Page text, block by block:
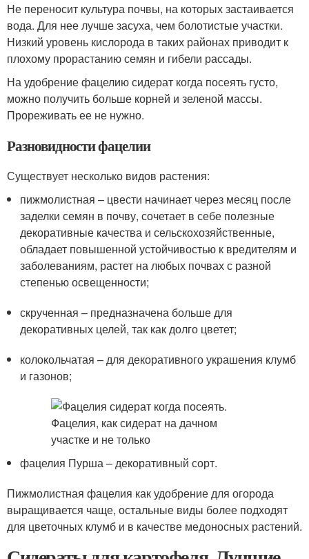
Не переносит культура почвы, на которых застаивается
вода. Для нее лучше засуха, чем болотистые участки.
Низкий уровень кислорода в таких районах приводит к
плохому прорастанию семян и гибели рассады.
На удобрение фацелию сидерат когда посеять густо,
можно получить больше корней и зеленой массы.
Прореживать ее не нужно.
Разновидности фацелии
Существует несколько видов растения:
пижмолистная – цвести начинает через месяц после
заделки семян в почву, сочетает в себе полезные
декоративные качества и сельскохозяйственные,
обладает повышенной устойчивостью к вредителям и
заболеваниям, растет на любых почвах с разной
степенью освещенности;
скрученная – предназначена больше для
декоративных целей, так как долго цветет;
колокольчатая – для декоративного украшения клумб
и газонов;
фацелия Пурша – декоративный сорт.
Пижмолистная фацелия как удобрение для огорода
выращивается чаще, остальные виды более подходят
для цветочных клумб и в качестве медоносных растений.